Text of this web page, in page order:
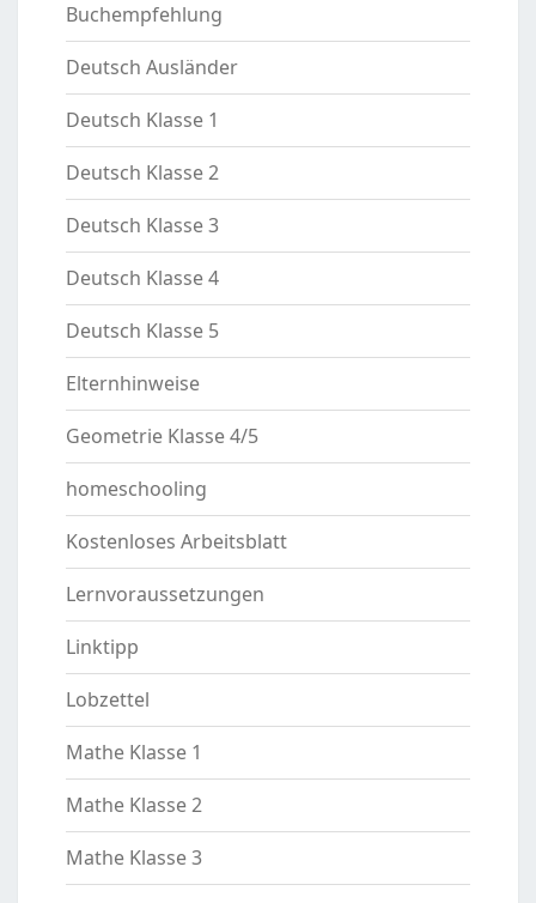
Buchempfehlung
Deutsch Ausländer
Deutsch Klasse 1
Deutsch Klasse 2
Deutsch Klasse 3
Deutsch Klasse 4
Deutsch Klasse 5
Elternhinweise
Geometrie Klasse 4/5
homeschooling
Kostenloses Arbeitsblatt
Lernvoraussetzungen
Linktipp
Lobzettel
Mathe Klasse 1
Mathe Klasse 2
Mathe Klasse 3